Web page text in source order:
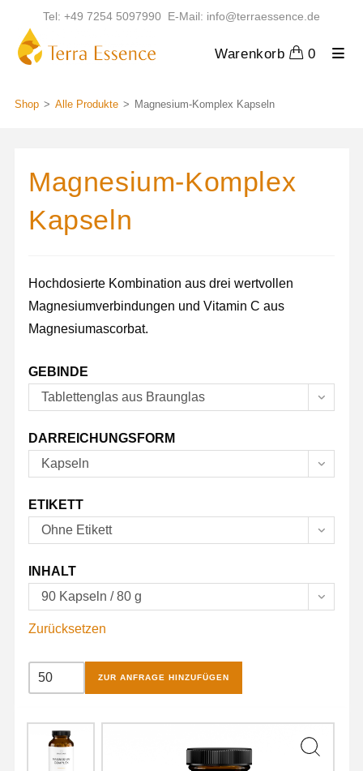
springen
Tel: +49 7254 5097990 E-Mail: info@terraessence.de
Warenkorb 0
Shop > Alle Produkte > Magnesium-Komplex Kapseln
Magnesium-Komplex
Kapseln
Hochdosierte Kombination aus drei wertvollen
Magnesiumverbindungen und Vitamin C aus
Magnesiumascorbat.
GEBINDE
Tablettenglas aus Braunglas
DARREICHUNGSFORM
Kapseln
ETIKETT
Ohne Etikett
INHALT
90 Kapseln / 80 g
Zurücksetzen
Magnesium-
Komplex
Menge
ZUR ANFRAGE HINZUFÜGEN